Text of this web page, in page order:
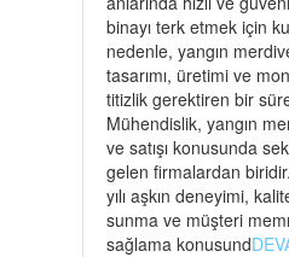
binayı terk etmek için
nedenle, yangın
tasarımı, üretimi ve
titizlik gerektiren bir
Mühendislik, yangın
ve satışı konusunda
gelen firmalardan
yılı aşkın deneyimi,
sunma ve müşteri
sağlama konusund